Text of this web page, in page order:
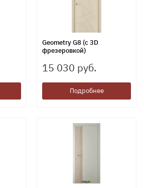
Geometry G8 (с 3D
фрезеровкой)
15 030 руб.
Подробнее